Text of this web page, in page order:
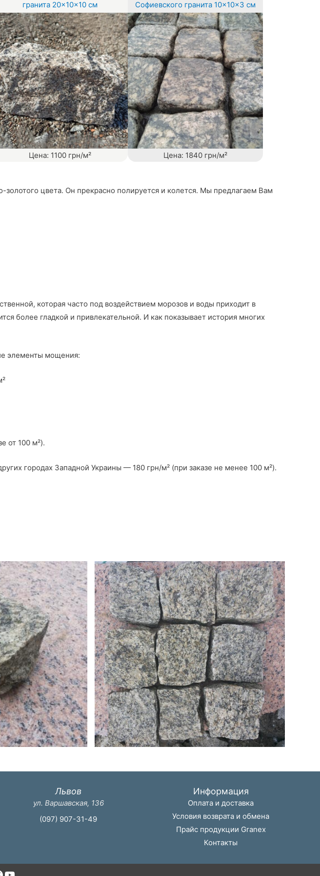
гранита 20×10×10 см
Цена: 1100 грн/м²
Софиевского гранита 10×10×3 см
Цена: 1840 грн/м²
золотого цвета. Он прекрасно полируется и колется. Мы предлагаем Вам
которая часто под воздействием морозов и воды приходит в
более гладкой и привлекательной. И как показывает история многих
элементы мощения:
от 100 м²).
городах Западной Украины — 180 грн/м² (при заказе не менее 100 м²).
Львов
ул. Варшавская, 136
(097) 907-31-49
Информация
Оплата и доставка
Условия возврата и обмена
Прайс продукции Granex
Контакты